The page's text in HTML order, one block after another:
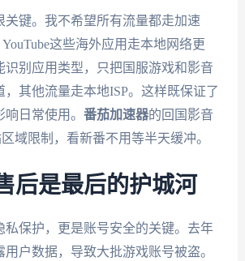
关键。我不希望所有流量都走加速
这些海外应用走本地网络更
识别应用类型，只把国服游戏和影音
，其他流量走本地ISP。这样既保证了
日常使用。 番茄加速器的回国影音
域限制，看新番不用等半天缓冲。
后是最后的护城河
私保护，更是账号安全的关键。去年
户数据，导致大批游戏账号被盗。